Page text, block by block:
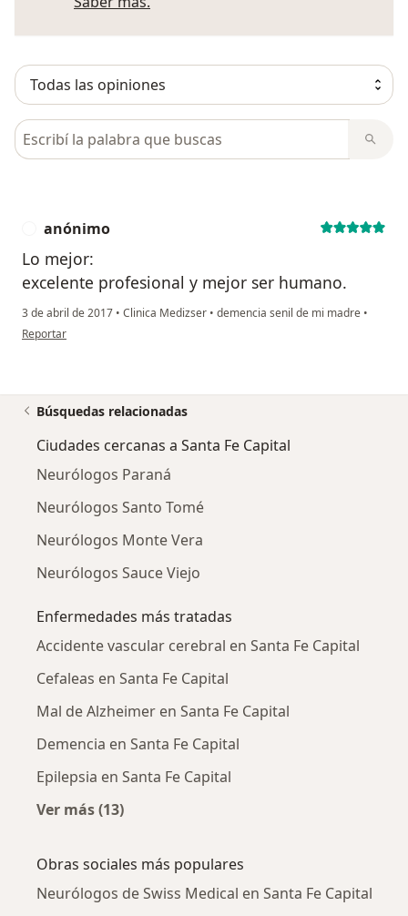
Busca en opiniones
anónimo
Lo mejor:
excelente profesional y mejor ser humano.
3 de abril de 2017 • Clinica Medizser • demencia senil de mi madre •
en opinión del usuario anónimo
Reportar
Búsquedas relacionadas
Ciudades cercanas a Santa Fe Capital
Neurólogos Paraná
Neurólogos Santo Tomé
Neurólogos Monte Vera
Neurólogos Sauce Viejo
Enfermedades más tratadas
Accidente vascular cerebral en Santa Fe Capital
Cefaleas en Santa Fe Capital
Mal de Alzheimer en Santa Fe Capital
Demencia en Santa Fe Capital
Epilepsia en Santa Fe Capital
Ver más (13)
Obras sociales más populares
Neurólogos de Swiss Medical en Santa Fe Capital